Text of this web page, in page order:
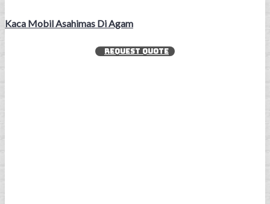
Kaca Mobil Asahimas Di Agam
REQUEST QUOTE